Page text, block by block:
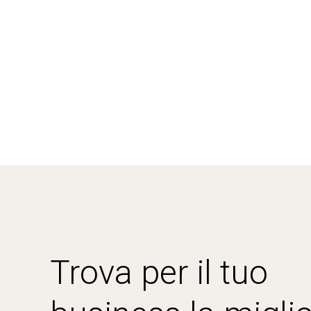
Trova per il tuo